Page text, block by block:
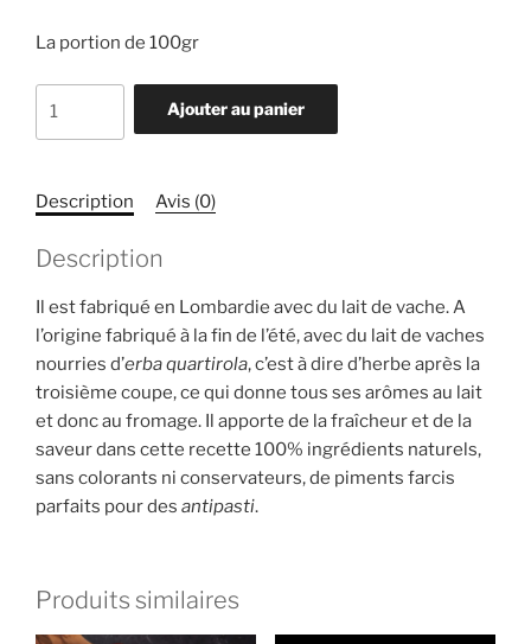
La portion de 100gr
farci
fromage
Quartirolo
Ajouter au panier
Description Avis (0)
Description
Il est fabriqué en Lombardie avec du lait de vache. A
l’origine fabriqué à la fin de l’été, avec du lait de vaches
nourries d’erba quartirola, c’est à dire d’herbe après la
troisième coupe, ce qui donne tous ses arômes au lait
et donc au fromage. Il apporte de la fraîcheur et de la
saveur dans cette recette 100% ingrédients naturels,
sans colorants ni conservateurs, de piments farcis
parfaits pour des antipasti.
Produits similaires